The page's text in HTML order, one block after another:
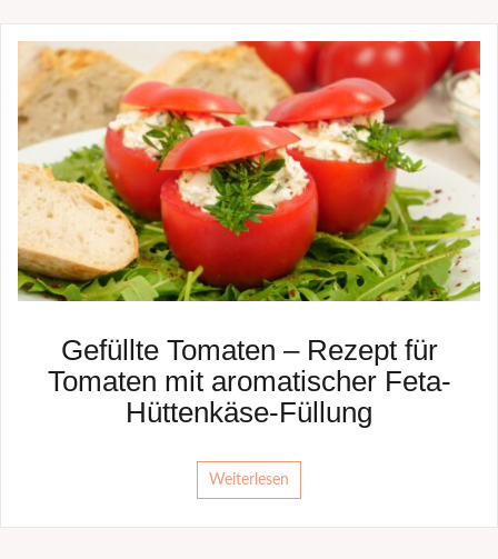
Gefüllte Tomaten – Rezept für
Tomaten mit aromatischer Feta-
Hüttenkäse-Füllung
Weiterlesen